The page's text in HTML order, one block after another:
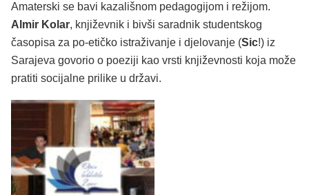
Amaterski se bavi kazališnom pedagogijom i režijom.
Almir Kolar, književnik i bivši saradnik studentskog
časopisa za po-etičko istraživanje i djelovanje (Sic!) iz
Sarajeva govorio o poeziji kao vrsti književnosti koja može
pratiti socijalne prilike u državi.